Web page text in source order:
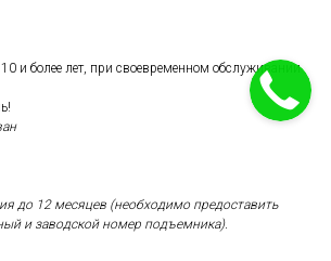
и более лет, при своевременном обслуживании
до 12 месяцев (необходимо предоставить
и заводской номер подъемника).